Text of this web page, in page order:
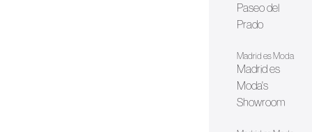
Paseo del
Prado
Madrid es Moda
Madrid es
Moda's
Showroom